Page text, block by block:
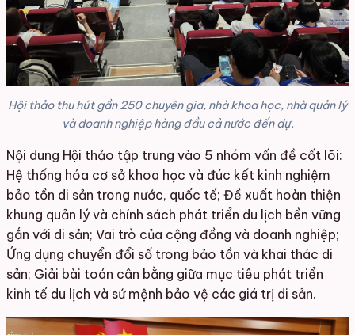
Hội thảo thu hút gần 250 chuyên gia, nhà khoa học, nhà quản lý
và doanh nghiệp hàng đầu cả nước đến dự.
Nội dung Hội thảo tập trung vào 5 nhóm vấn đề cốt lõi:
Hệ thống hóa cơ sở khoa học và đúc kết kinh nghiệm
bảo tồn di sản trong nước, quốc tế; Đề xuất hoàn thiện
khung quản lý và chính sách phát triển du lịch bền vững
gắn với di sản; Vai trò của cộng đồng và doanh nghiệp;
Ứng dụng chuyển đổi số trong bảo tồn và khai thác di
sản; Giải bài toán cân bằng giữa mục tiêu phát triển
kinh tế du lịch và sứ mệnh bảo vệ các giá trị di sản.